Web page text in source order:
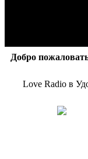
Добро
Love Radio в